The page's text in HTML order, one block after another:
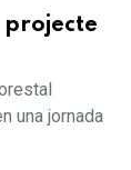
una jornada